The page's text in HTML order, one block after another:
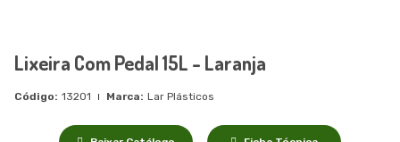
Lixeira Com Pedal 15L - Laranja
13201 Lar Plásticos